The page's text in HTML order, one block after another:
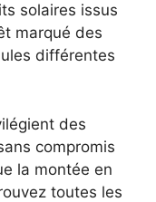
solaires issus
marqué des
différentes
des
compromis
la montée en
toutes les